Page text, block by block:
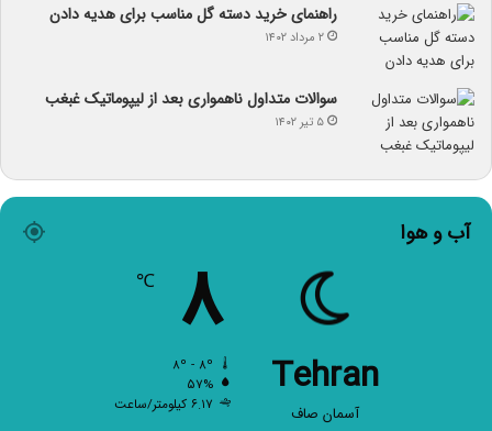
راهنمای خرید دسته گل مناسب برای هدیه دادن
۲ مرداد ۱۴۰۲
سوالات متداول ناهمواری بعد از لیپوماتیک غبغب
۵ تیر ۱۴۰۲
آب و هوا
Tehran
آسمان صاف
۸ ℃
۵۷%
۶.۱۷ کیلومتر/ساعت